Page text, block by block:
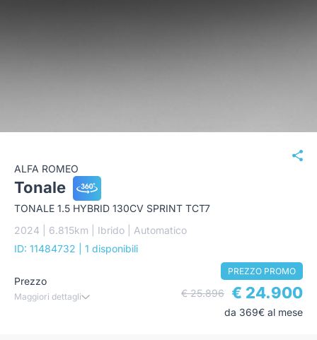
ALFA ROMEO
Tonale
TONALE 1.5 HYBRID 130CV SPRINT TCT7
2024 | 6.815km | Ibrido | Automatico
ID: 11484732
| 1 disponibili
Prezzo
Maggiori dettagli
PREZZO PROMO
€ 25.896 € 24.900
da 369€ al mese